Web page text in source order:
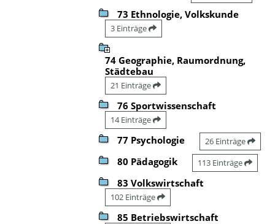
73 Ethnologie, Volkskunde
3 Einträge
74 Geographie, Raumordnung,
Städtebau
21 Einträge
76 Sportwissenschaft
14 Einträge
77 Psychologie 26 Einträge
80 Pädagogik 113 Einträge
83 Volkswirtschaft
102 Einträge
85 Betriebswirtschaft